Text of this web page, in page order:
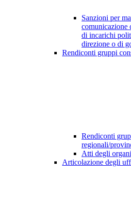
Sanzioni per
comunicazione
di incarichi
direzione o di
Rendiconti gruppi
Rendiconti
regionali/
Atti degli
Articolazione degli